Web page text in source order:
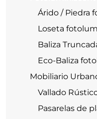
Árido / Piedra
Loseta
Baliza
Eco-Baliza
Mobiliario
Vallado
Pasarelas de